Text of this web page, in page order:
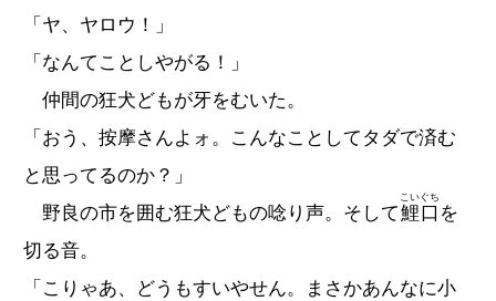
「ヤ、ヤロウ！」
「なんてことしやがる！」
仲間の狂犬どもが牙をむいた。
「おう、按摩さんよォ。こんなことしてタダで済む
と思ってるのか？」
野良の市を囲む狂犬どもの唸り声。そして鯉口
こいぐち
を
切る音。
「こりゃあ、どうもすいやせん。まさかあんなに小